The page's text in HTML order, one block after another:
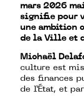
mars 2026
signifie pour
une ambition
de la Ville et
Michaël
culture est
des finances
de l’État, et